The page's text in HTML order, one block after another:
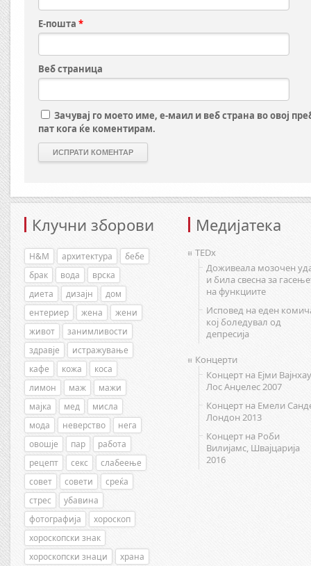
Е-пошта *
Веб страница
Зачувај го моето име, е-маил и веб страна во овој
пат кога ќе коментирам.
Клучни зборови
H&M архитектура
бебе
брак
вода
врска
диета
дизајн
дом
ентериер
жена
жени
живот
занимливости
здравје
истражување
кафе
кожа
коса
лимон
маж
мажи
мајка
мед
мисла
мода
неверство
нега
овошје
пар
работа
рецепт
секс
слабеење
совет
совети
среќа
стрес
убавина
фотографија
хороскоп
хороскопски знак
хороскопски знаци
храна
Медијатека
TEDx
Доживеала мозочен
и била свесна за
на функциите
Исповед на еден
кој боледувал од
депресија
Концерти
Концерт на Ејми
Лос Анџелес 2007
Концерт на Емели
Лондон 2013
Концерт на Роби
Вилијамс, Швајцарија
2016